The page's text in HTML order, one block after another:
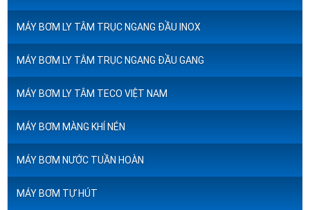
MÁY BƠM LY TÂM TRỤC NGANG ĐẦU INOX
MÁY BƠM LY TÂM TRỤC NGANG ĐẦU GANG
MÁY BƠM LY TÂM TECO VIỆT NAM
MÁY BƠM MÀNG KHÍ NÉN
MÁY BƠM NƯỚC TUẦN HOÀN
MÁY BƠM TỰ HÚT